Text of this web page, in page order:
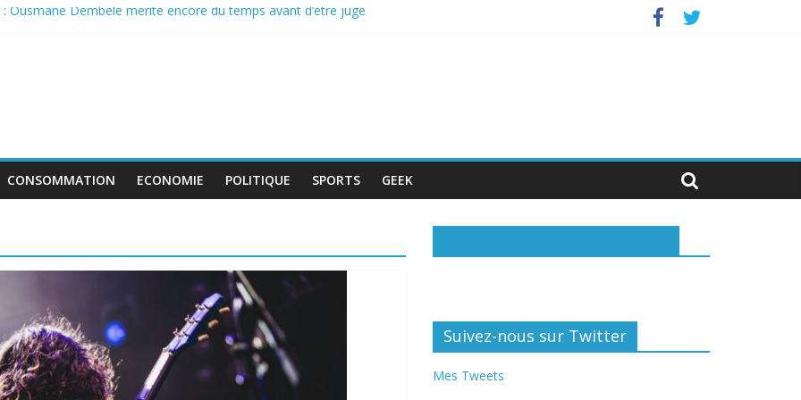
: Ousmane Dembélé mérite encore du temps avant d’être jugé
CONSOMMATION ECONOMIE POLITIQUE SPORTS GEEK
Suivez-nous sur Twitter
Mes Tweets